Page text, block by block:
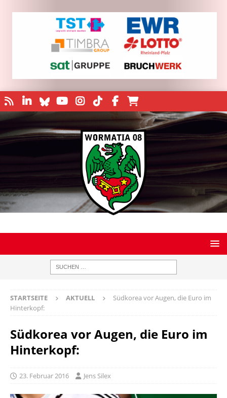
STARTSEITE AKTUELL
Südkorea vor Augen, die Euro im
Hinterkopf:
Südkorea vor Augen, die Euro im
Hinterkopf:
23. Februar 2016 Jens Silex